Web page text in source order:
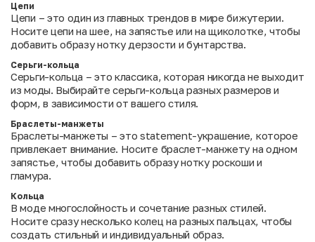
Цепи
Цепи – это один из главных трендов в мире бижутерии.
Носите цепи на шее, на запястье или на щиколотке, чтобы
добавить образу нотку дерзости и бунтарства.
Серьги-кольца
Серьги-кольца – это классика, которая никогда не выходит
из моды. Выбирайте серьги-кольца разных размеров и
форм, в зависимости от вашего стиля.
Браслеты-манжеты
Браслеты-манжеты – это statement-украшение, которое
привлекает внимание. Носите браслет-манжету на одном
запястье, чтобы добавить образу нотку роскоши и
гламура.
Кольца
В моде многослойность и сочетание разных стилей.
Носите сразу несколько колец на разных пальцах, чтобы
создать стильный и индивидуальный образ.